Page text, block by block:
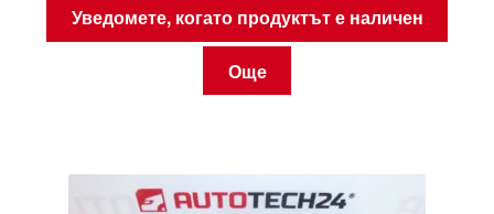
Уведомете, когато продуктът е наличен
Още